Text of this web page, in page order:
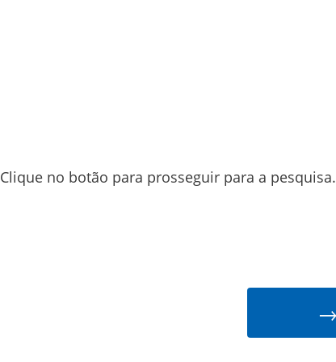
Clique no botão para prosseguir para a pesquisa.